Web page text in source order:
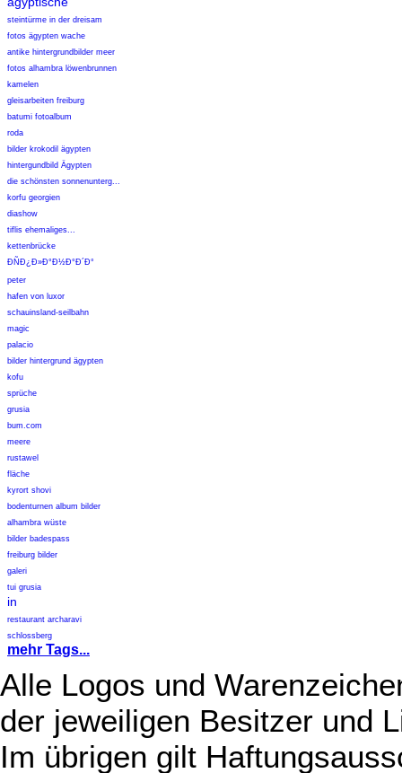
steintürme in der dreisam
fotos ägypten wache
antike hintergrundbilder meer
fotos alhambra löwenbrunnen
kamelen
gleisarbeiten freiburg
batumi fotoalbum
roda
bilder krokodil ägypten
hintergundbild Ägypten
die schönsten sonnenunterg...
korfu georgien
diashow
tiflis ehemaliges...
kettenbrücke
Ð­ÑÐ¿Ð»Ð°Ð½Ð°Ð´Ð°
peter
hafen von luxor
schauinsland-seilbahn
magic
palacio
bilder hintergrund ägypten
kofu
sprüche
grusia
bum.com
meere
rustawel
fläche
kyrort shovi
bodenturnen album bilder
alhambra wüste
bilder badespass
freiburg bilder
galeri
tui grusia
in
restaurant archaravi
schlossberg
mehr Tags...
Alle Logos und
der jeweiligen Besitzer und
Im übrigen gilt